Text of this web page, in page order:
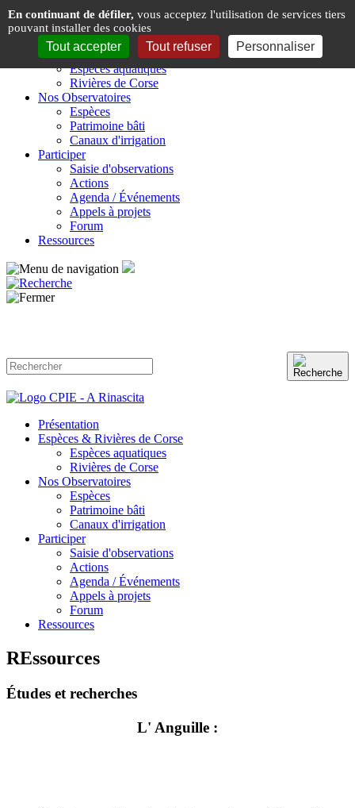
Présentation
Espèces & Rivières de Corse
Espèces aquatiques
Rivières de Corse
Nos Observatoires
Espèces
Patrimoine bâti
Canaux d'irrigation
Participer
Saisie d'observations
Actions
Agenda / Événements
Appels à projets
Forum
Ressources
Présentation
Espèces & Rivières de Corse
Espèces aquatiques
Rivières de Corse
Nos Observatoires
Espèces
Patrimoine bâti
Canaux d'irrigation
Participer
Saisie d'observations
Actions
Agenda / Événements
Appels à projets
Forum
Ressources
REssources
Études et recherches
L' Anguille :
Panneau de gestion des cookies
En continuant de défiler, vous acceptez l'utilisation de services tiers
pouvant installer des cookies
Tout accepter Tout refuser Personnaliser